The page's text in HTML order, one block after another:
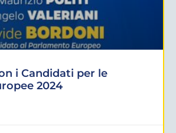
i Candidati per le
2024